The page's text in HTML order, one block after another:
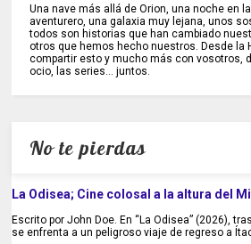
Una nave más allá de Orion, una noche en
aventurero, una galaxia muy lejana, unos
todos son historias que han cambiado
otros que hemos hecho nuestros. Desde la
compartir esto y mucho más con vosotros,
ocio, las series... juntos.
No te pierdas
La Odisea; Cine colosal a la altura del
Escrito por John Doe. En “La Odisea” (2026),
se enfrenta a un peligroso viaje de regreso a